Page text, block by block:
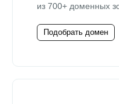
из 700+ доменных
Подобрать домен